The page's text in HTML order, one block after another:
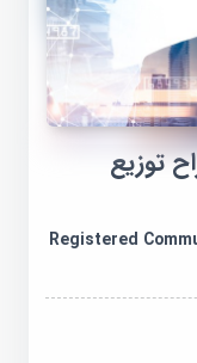
توزیع
Registered